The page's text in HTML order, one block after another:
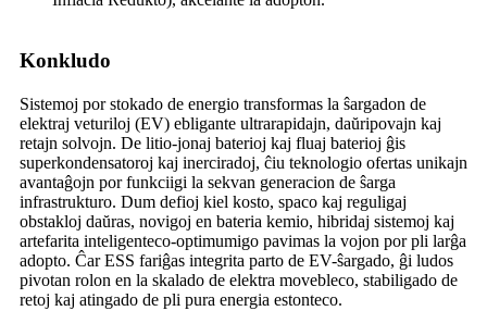
Konkludo
Sistemoj por stokado de energio transformas la ŝargadon de
elektraj veturiloj (EV) ebligante ultrarapidajn, daŭripovajn kaj
retajn solvojn. De litio-jonaj baterioj kaj fluaj baterioj ĝis
superkondensatoroj kaj inerciradoj, ĉiu teknologio ofertas unikajn
avantaĝojn por funkciigi la sekvan generacion de ŝarga
infrastrukturo. Dum defioj kiel kosto, spaco kaj reguligaj
obstakloj daŭras, novigoj en bateria kemio, hibridaj sistemoj kaj
artefarita inteligenteco-optimumigo pavimas la vojon por pli larĝa
adopto. Ĉar ESS fariĝas integrita parto de EV-ŝargado, ĝi ludos
pivotan rolon en la skalado de elektra movebleco, stabiligado de
retoj kaj atingado de pli pura energia estonteco.